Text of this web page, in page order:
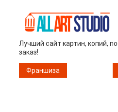
Лучший сайт картин, копий,
заказ!
Франшиза